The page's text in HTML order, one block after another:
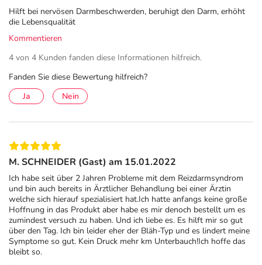
und Bakterien und schützt den Darm so zusätzlich.
Außerdem kann Bentonit überschüssige Magensäure
binden und dadurch Aufstoßen und Sodbrennen lindern.
Erwachsene und Kinder ab 12 Jahren nehmen 2 Kapseln
Nupure reizdarm akut maximal 3 mal pro Tag für 4
Die Kapseln dürfen nicht gekaut oder zerbissen werden.
Nupure reizdarm akut sollte nicht länger als 30 Tage am
Stück eingenommen werden. Die Behandlung kann nach
4 Tagen Unterbrechung fortgesetzt werden.
Hinweise
Nicht einnehmen bei einer Allergie oder
Überempfindlichkeit gegen einen der Inhaltsstoffe.
Hilft bei nervösen Darmbeschwerden, beruhigt den Darm, erhöht
die Lebensqualität
Kommentieren
4 von 4 Kunden fanden diese Informationen hilfreich.
Fanden Sie diese Bewertung hilfreich?
Ja
Nein
M. SCHNEIDER (Gast) am 15.01.2022
Ich habe seit über 2 Jahren Probleme mit dem Reizdarmsyndrom
und bin auch bereits in Ärztlicher Behandlung bei einer Ärztin
welche sich hierauf spezialisiert hat.Ich hatte anfangs keine große
Hoffnung in das Produkt aber habe es mir denoch bestellt um es
zumindest versuch zu haben. Und ich liebe es. Es hilft mir so gut
über den Tag. Ich bin leider eher der Bläh-Typ und es lindert meine
Symptome so gut. Kein Druck mehr km Unterbauch!Ich hoffe das
bleibt so.